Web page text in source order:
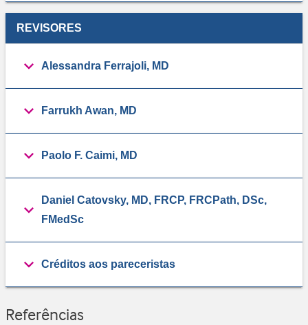
REVISORES
Alessandra Ferrajoli, MD
Farrukh Awan, MD
Paolo F. Caimi, MD
Daniel Catovsky, MD, FRCP, FRCPath, DSc,
FMedSc
Créditos aos pareceristas
Referências